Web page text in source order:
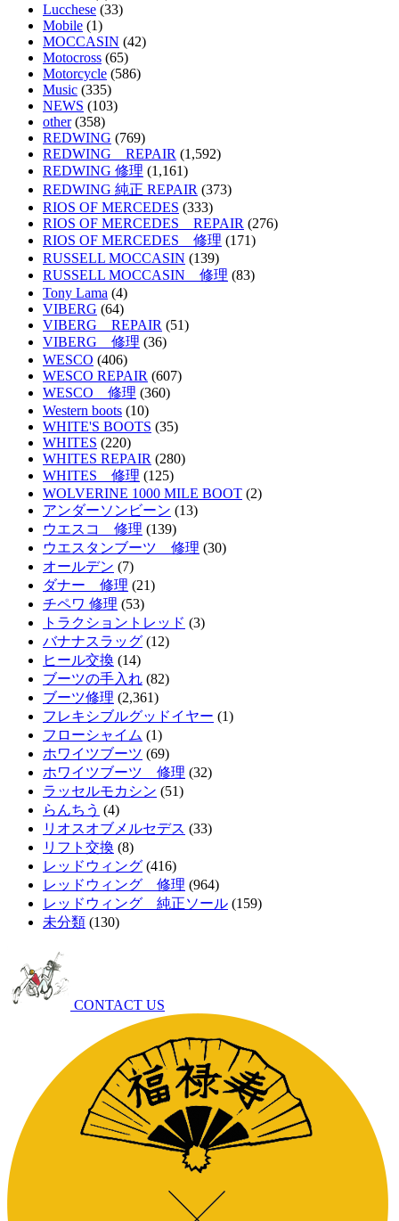
Lucchese (33)
Mobile (1)
MOCCASIN (42)
Motocross (65)
Motorcycle (586)
Music (335)
NEWS (103)
other(358)
REDWING (769)
REDWING REPAIR (1,592)
REDWING 修理 (1,161)
REDWING 純正 REPAIR (373)
RIOS OF MERCEDES (333)
RIOS OF MERCEDES REPAIR (276)
RIOS OF MERCEDES 修理 (171)
RUSSELL MOCCASIN (139)
RUSSELL MOCCASIN 修理 (83)
Tony Lama (4)
VIBERG (64)
VIBERG REPAIR (51)
VIBERG 修理 (36)
WESCO (406)
WESCO REPAIR (607)
WESCO 修理 (360)
Western boots (10)
WHITE'S BOOTS (35)
WHITES (220)
WHITES REPAIR (280)
WHITES 修理 (125)
WOLVERINE 1000 MILE BOOT (2)
アンダーソンビーン (13)
ウエスコ 修理 (139)
ウエスタンブーツ 修理 (30)
オールデン (7)
ダナー 修理 (21)
チペワ 修理 (53)
トラクショントレッド (3)
バナナスラッグ (12)
ヒール交換 (14)
ブーツの手入れ (82)
ブーツ修理 (2,361)
フレキシブルグッドイヤー (1)
フローシャイム (1)
ホワイツブーツ (69)
ホワイツブーツ 修理 (32)
ラッセルモカシン (51)
らんちう (4)
リオスオブメルセデス (33)
リフト交換 (8)
レッドウィング (416)
レッドウィング 修理 (964)
レッドウィング 純正ソール (159)
未分類 (130)
CONTACT US